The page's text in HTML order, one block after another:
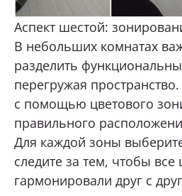
Аспект шестой:
В небольших комнатах
разделить
перегружая
с помощью цветового
правильного
Для каждой зоны
следите за тем, чтобы все
гармонировали друг с